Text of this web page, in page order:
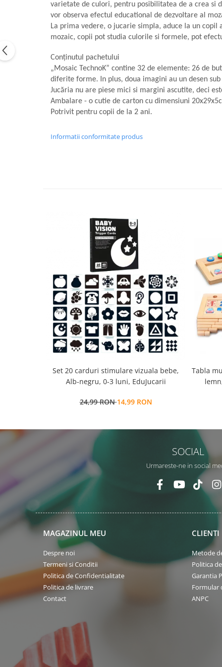
varietate de culori, pentru posibilitatea de a crea si
vor observa efectul educational de dezvoltare al
La prima vedere, o jucarie simpla, aduce la un
mozaic, copii pot studia culorile si formele, pot
Conținutul pachetului
„Mosaic TechnoK” contine 32 de elemente: 26 de
diferite forme. In plus, doua imagini au un desen
Jucăria nu are piese mici si margini ascutite, deci
Ambalare - o cutie de carton cu dimensiuni
Potrivit pentru copii de la 2 ani.
Informatii conformitate produs
Set 20 carduri stimulare vizuala bebe,
Alb-negru, 0-3 luni, EduJucarii
24,99 RON14,99 RON
Tabla
SOCIAL
Urmareste-ne in social
MAGAZINUL MEU
Despre noi
Termeni si Conditii
Politica de Confidentialitate
Politica de livrare
Contact
CLIENTI
Metode
Politica
Garantia
Formular
ANPC